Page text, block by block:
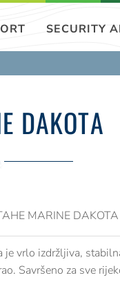
SECURITY
DAKOTA
MARINE
je vrlo izdržljiva,
Savršeno za sve